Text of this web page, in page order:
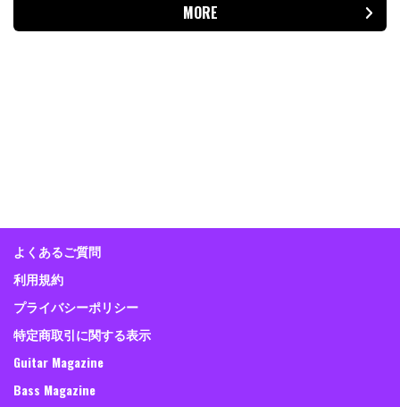
MORE
よくあるご質問
利用規約
プライバシーポリシー
特定商取引に関する表示
Guitar Magazine
Bass Magazine